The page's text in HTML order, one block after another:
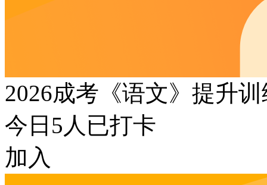
2026成考《语文》提升
今日 5 人已打卡
加入